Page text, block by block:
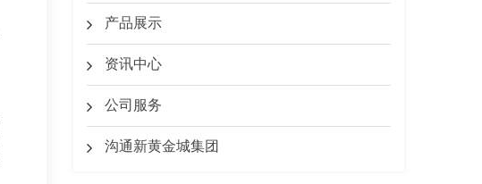
产品展示
资讯中心
公司服务
沟通新黄金城集团